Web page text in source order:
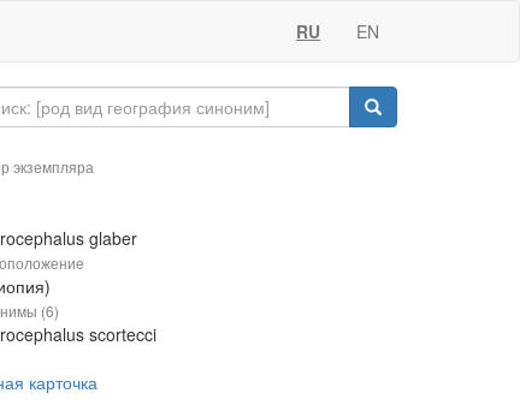
RU EN
экземпляра
glaber
(6)
scortecci
карточка